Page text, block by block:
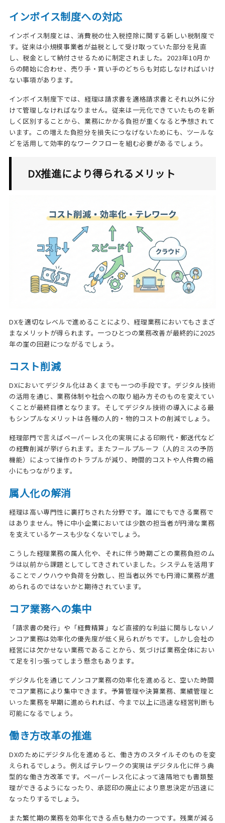
インボイス制度への対応
インボイス制度とは、消費税の仕入税控除に関する新しい税制度で
す。従来は小規模事業者が益税として受け取っていた部分を見直
し、税金として納付させるために制定されました。2023年10月か
らの開始に合わせ、売り手・買い手のどちらも対応しなければいけ
ない事項があります。
インボイス制度下では、経理は請求書を適格請求書とそれ以外に分
けて管理しなければなりません。従来は一元化できていたものを新
しく区別することから、業務にかかる負担が重くなると予想されて
います。この増えた負担分を損失につなげないためにも、ツールな
どを活用して効率的なワークフローを組む必要があるでしょう。
DX推進により得られるメリット
DXを適切なレベルで進めることにより、経理業務においてもさまざ
まなメリットが得られます。一つひとつの業務改善が最終的に2025
年の崖の回避につながるでしょう。
コスト削減
DXにおいてデジタル化はあくまでも一つの手段です。デジタル技術
の活用を通じ、業務体制や社会への取り組み方そのものを変えてい
くことが最終目標となります。そしてデジタル技術の導入による最
もシンプルなメリットは各種の人的・物的コストの削減でしょう。
経理部門で言えばペーパーレス化の実現による印刷代・郵送代など
の経費削減が挙げられます。またフールプルーフ（人的ミスの予防
機能）によって操作のトラブルが減り、時間的コストや人件費の縮
小にもつながります。
属人化の解消
経理は高い専門性に裏打ちされた分野です。誰にでもできる業務で
はありません。特に中小企業においては少数の担当者が円滑な業務
を支えているケースも少なくないでしょう。
こうした経理業務の属人化や、それに伴う時期ごとの業務負担のム
ラは以前から課題としてしてきされていました。システムを活用す
ることでノウハウや負荷を分散し、担当者以外でも円滑に業務が進
められるのではないかと期待されています。
コア業務への集中
「請求書の発行」や「経費精算」など直接的な利益に関与しないノ
ンコア業務は効率化の優先度が低く見られがちです。しかし会社の
経営には欠かせない業務であることから、気づけば業務全体におい
て足を引っ張ってしまう懸念もあります。
デジタル化を通じてノンコア業務の効率化を進めると、空いた時間
でコア業務により集中できます。予算管理や決算業務、業績管理と
いった業務を早期に進められれば、今まで以上に迅速な経営判断も
可能になるでしょう。
働き方改革の推進
DXのためにデジタル化を進めると、働き方のスタイルそのものを変
えられるでしょう。例えばテレワークの実現はデジタル化に伴う典
型的な働き方改革です。ペーパーレス化によって遠隔地でも書類整
理ができるようになったり、承認印の廃止により意思決定が迅速に
なったりするでしょう。
また繁忙期の業務を効率化できる点も魅力の一つです。残業が減る